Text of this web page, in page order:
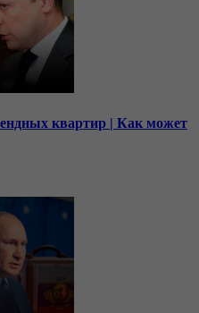
квартир | Как может